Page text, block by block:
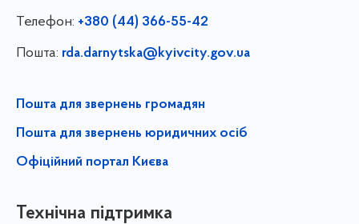
Телефон: +380 (44) 366-55-42
Пошта: rda.darnytska@kyivcity.gov.ua
Пошта для звернень громадян
Пошта для звернень юридичних осіб
Офіційний портал Києва
Технічна підтримка